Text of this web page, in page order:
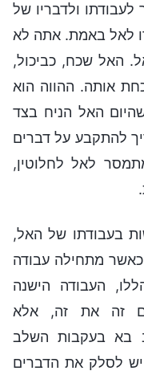
ולדבריו של
לאל באמת. אתה לא
האל שכח, כביכול,
אותה. ההווה הוא
האל הניח בצד
להתקבע על דברים
לאל לחלוטין,
בעבודתו של האל,
כאשר מתחילה עבודה
העבודה הישנה
זה את זה, אלא
בא בעקבות השלב
לסלק את הדברים